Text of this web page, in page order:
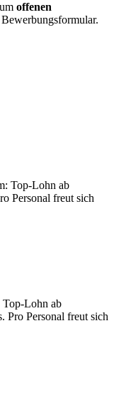
offenen
Top-Lohn ab
Personal freut sich
Top-Lohn ab
Pro Personal freut sich